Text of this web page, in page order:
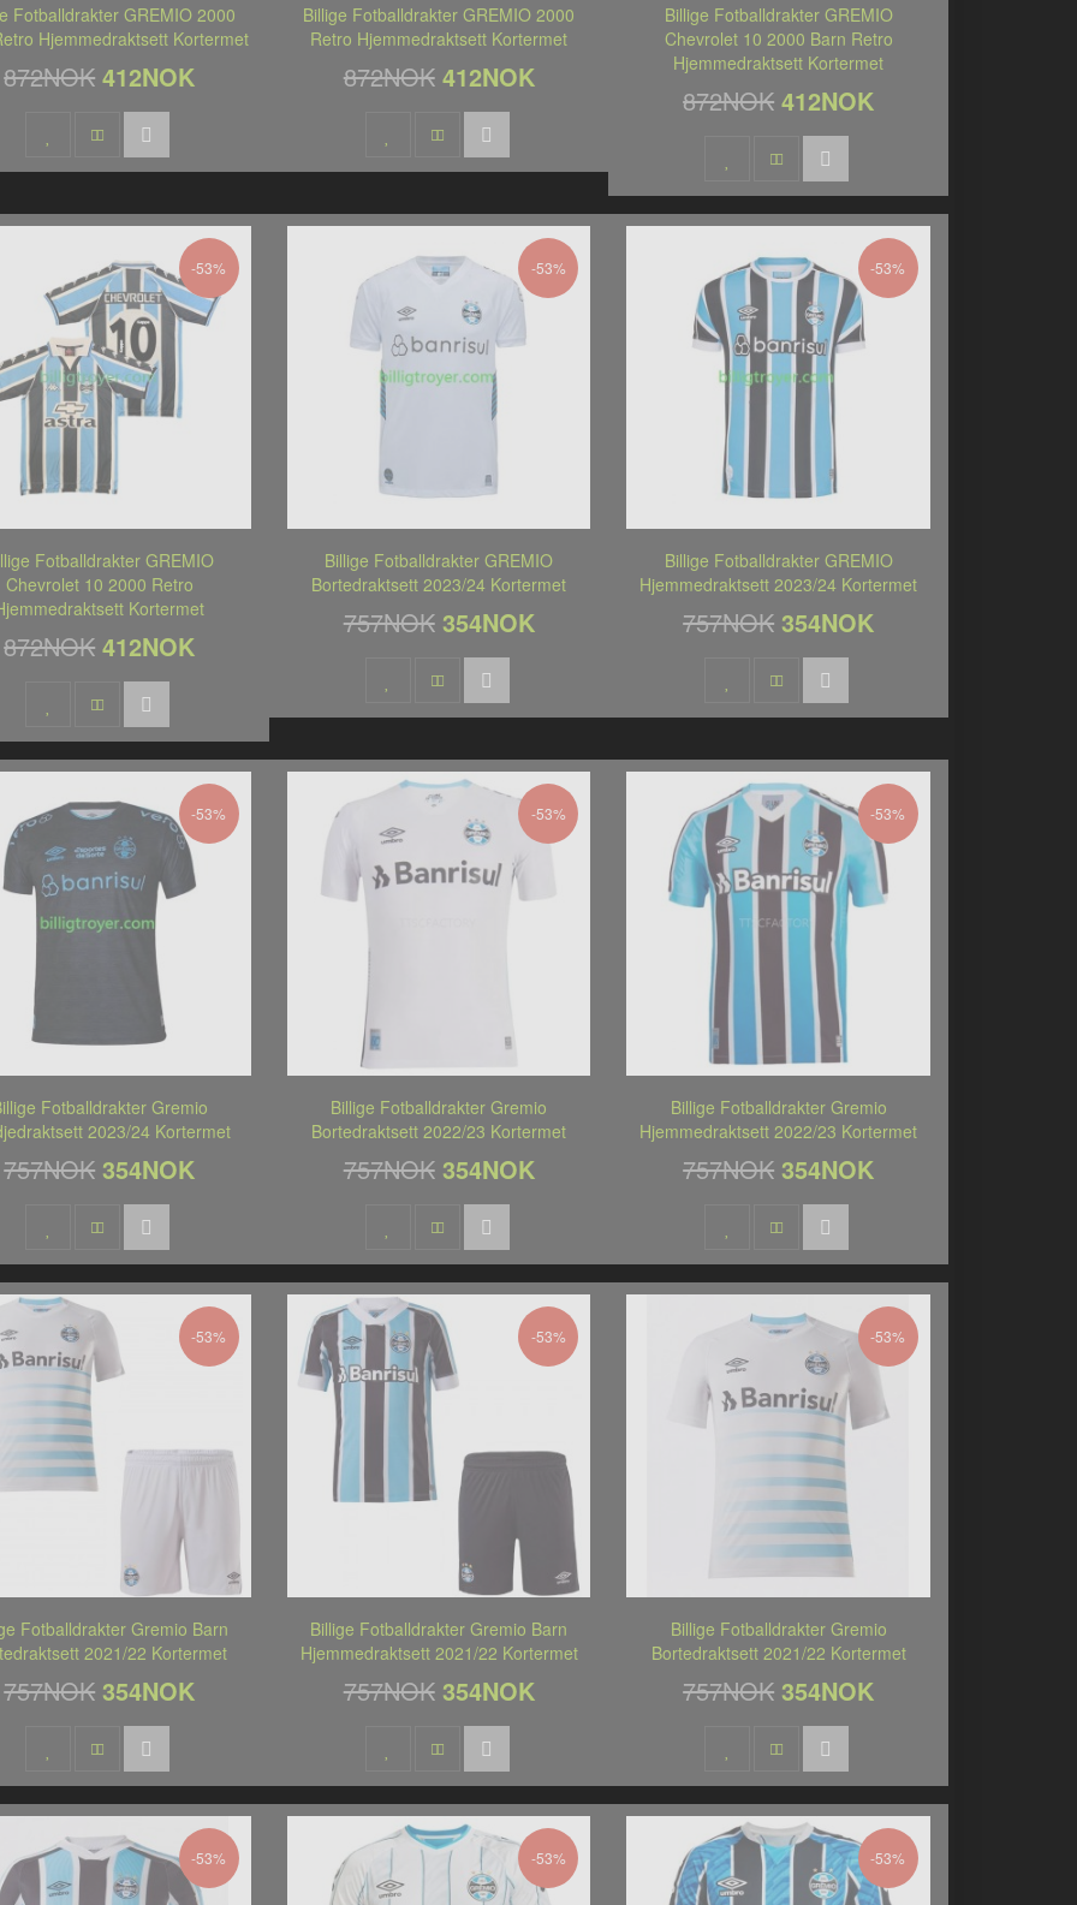
Fotballdrakter GREMIO 2000
Hjemmedraktsett Kortermet
872NOK 412NOK
Billige Fotballdrakter GREMIO 2000
Retro Hjemmedraktsett Kortermet
872NOK 412NOK
Billige Fotballdrakter GREMIO
Chevrolet 10 2000 Barn Retro
Hjemmedraktsett Kortermet
872NOK 412NOK
-53%
Fotballdrakter GREMIO
Chevrolet 10 2000 Retro
Kortermet
872NOK 412NOK
-53%
Billige Fotballdrakter GREMIO
Bortedraktsett 2023/24 Kortermet
757NOK 354NOK
-53%
Billige Fotballdrakter GREMIO
Hjemmedraktsett 2023/24 Kortermet
757NOK 354NOK
-53%
Fotballdrakter Gremio
2023/24 Kortermet
757NOK 354NOK
-53%
Billige Fotballdrakter Gremio
Bortedraktsett 2022/23 Kortermet
757NOK 354NOK
-53%
Billige Fotballdrakter Gremio
Hjemmedraktsett 2022/23 Kortermet
757NOK 354NOK
-53%
Fotballdrakter Gremio Barn
2021/22 Kortermet
757NOK 354NOK
-53%
Billige Fotballdrakter Gremio Barn
Hjemmedraktsett 2021/22 Kortermet
757NOK 354NOK
-53%
Billige Fotballdrakter Gremio
Bortedraktsett 2021/22 Kortermet
757NOK 354NOK
-53% -53% -53%